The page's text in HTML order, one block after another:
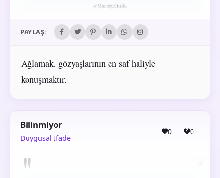
PAYLAŞ:
Ağlamak, gözyaşlarının en saf haliyle
konuşmaktır.
Bilinmiyor
Duygusal İfade
0 0